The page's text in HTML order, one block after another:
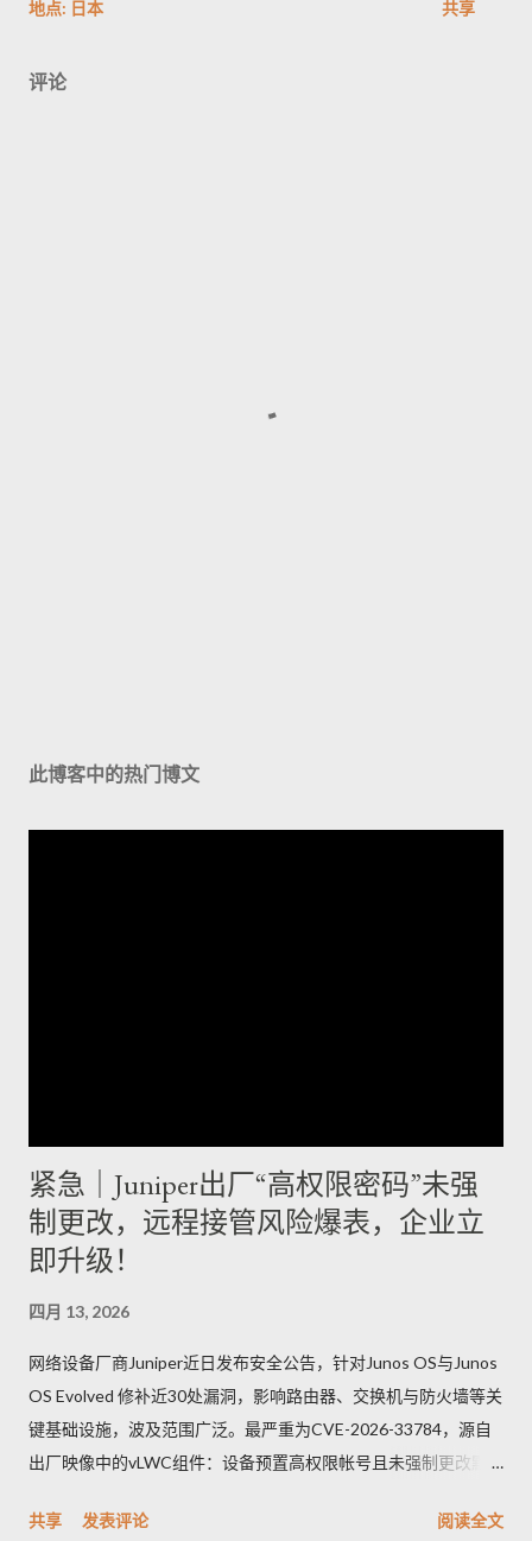
地点: 日本 共享
评论
此博客中的热门博文
紧急｜Juniper出厂“高权限密码”未强
制更改，远程接管风险爆表，企业立
即升级！
四月 13, 2026
网络设备厂商Juniper近日发布安全公告，针对Junos OS与Junos
OS Evolved 修补近30处漏洞，影响路由器、交换机与防火墙等关
键基础设施，波及范围广泛。最严重为CVE-2026-33784，源自
出厂映像中的vLWC组件：设备预置高权限帐号且未强制更改默
9.8。另一重要漏洞CVE-2026-33771则是密码管理功能异常，管
共享 发表评论 阅读全文